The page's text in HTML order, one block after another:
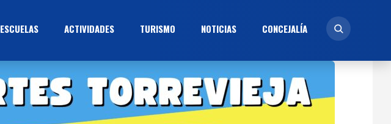
ESCUELAS ACTIVIDADES TURISMO NOTICIAS CONCEJALÍ­A